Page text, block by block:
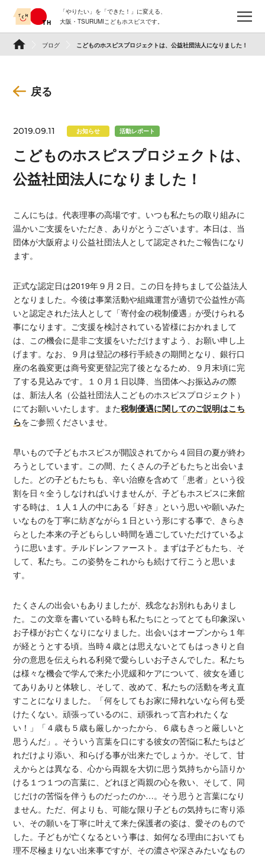
content
「やりたい」を「できた！」に変える、
大阪・TSURUMIこどもホスピスです。
TSURUMI こどもホスピス
ブログ こどものホスピスプロジェクトは、公益社団法人になりました！
戻る
2019.09.11 お知らせ 活動レポート
こどものホスピスプロジェクトは、
公益社団法人になりました！
こんにちは。代表理事の高場です。いつも私たちの取り組みに
温かいご支援をいただき、ありがとうございます。本日は、当
団体が大阪府より公益社団法人として認定されたご報告になり
ます。
正式な認定日は2019年９月２日。この日を持ちまして公益法人
となりました。今後は事業活動や組織運営が適切で公益性が高
いと認定された法人として「寄付金の税制優遇」が受けられる
事になります。ご支援を検討されている皆様におかれまして
は、この機会に是非ご支援をいただけますよう、お願い申し上
げます。なお、９月は登記の移行手続きの期間となり、銀行口
座の名義変更は商号変更登記完了後となるため、９月末頃に完
了する見込みです。１０月１日以降、当団体へお振込みの際
は、新法人名（公益社団法人こどものホスピスプロジェクト）
にてお願いいたします。また税制優遇に関してのご説明はこち
らをご参照くださいませ。
早いもので子どもホスピスが開設されてから４回目の夏が終わ
ろうとしています。この間、たくさんの子どもたちと出会いま
した。どの子どもたちも、辛い治療を含めて「患者」という役
割を日々全うしなければいけませんが、子どもホスピスに来館
する時は、１人１人の中にある「好き」という思いや願いみた
いなものを丁寧に紡ぎながら１日という形にする事で、きらき
らとした本来の子どもらしい時間を過ごしていただけているよ
うに思います。チルドレンファースト。まずは子どもたち、そ
して、私たち。この姿勢をこれからも続けて行こうと思いま
す。
たくさんの出会いもありましたが、残念なお別れもありまし
た。この文章を書いている時も私たちにとってとても印象深い
お子様がお亡くなりになりました。出会いはオープンから１年
が経とうとする頃。当時４歳とは思えないとてもはっきりと自
分の意思を伝えられる利発で愛らしいお子さんでした。私たち
は様々な機会で学んで来た小児緩和ケアについて、彼女を通じ
てありありと体験し、そして、改めて、私たちの活動を考え直
すことになりました。「何をしてもお家に帰れないなら何も受
けたくない。頑張っているのに、頑張れって言われたくな
い！」「４歳も５歳も厳しかったから、６歳もきっと厳しいと
思うんだ」。そういう言葉を口にする彼女の苦悩に私たちはど
れだけより添い、和らげる事が出来たでしょうか。そして、甘
えからとは異なる、心から両親を大切に思う気持ちから語りか
ける１つ１つの言葉に、どれほど両親の心を救い、そして、同
じだけの苦悩を伴うものだったのか…。そう思うと言葉になり
ません。ただ、何よりも、可能な限り子どもの気持ちに寄り添
い、その願いを丁寧に叶えて来た保護者の姿は、愛そのもので
した。子どもが亡くなるという事は、如何なる理由においても
理不尽極まりない出来事ですが、その濃さや深さみたいなもの